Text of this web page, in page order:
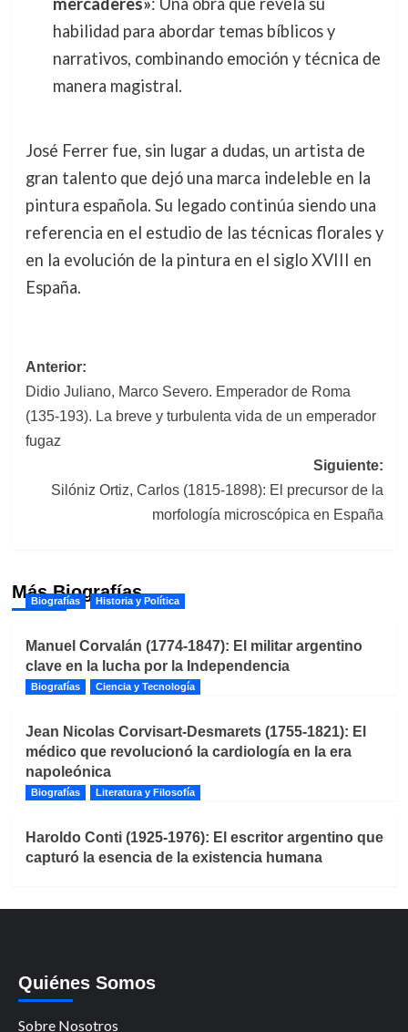
habilidad para abordar temas bíblicos y
narrativos, combinando emoción y técnica de
manera magistral.
José Ferrer fue, sin lugar a dudas, un artista de
gran talento que dejó una marca indeleble en la
pintura española. Su legado continúa siendo una
referencia en el estudio de las técnicas florales y
en la evolución de la pintura en el siglo XVIII en
España.
Navegación
de
entradas
Anterior:
Didio Juliano, Marco Severo. Emperador de Roma
(135-193). La breve y turbulenta vida de un emperador
fugaz
Siguiente:
Silóniz Ortiz, Carlos (1815-1898): El precursor de la
morfología microscópica en España
Más Biografías
Biografías Historia y Política
Manuel Corvalán (1774-1847): El militar argentino
clave en la lucha por la Independencia
Biografías Ciencia y Tecnología
Jean Nicolas Corvisart-Desmarets (1755-1821): El
médico que revolucionó la cardiología en la era
napoleónica
Biografías Literatura y Filosofía
Haroldo Conti (1925-1976): El escritor argentino que
capturó la esencia de la existencia humana
Quiénes Somos
Sobre Nosotros